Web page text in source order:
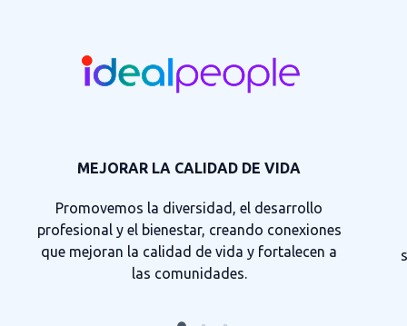
MEJORAR LA CALIDAD DE VIDA
Promovemos la diversidad, el desarrollo
profesional y el bienestar, creando conexiones
que mejoran la calidad de vida y fortalecen a
las comunidades.